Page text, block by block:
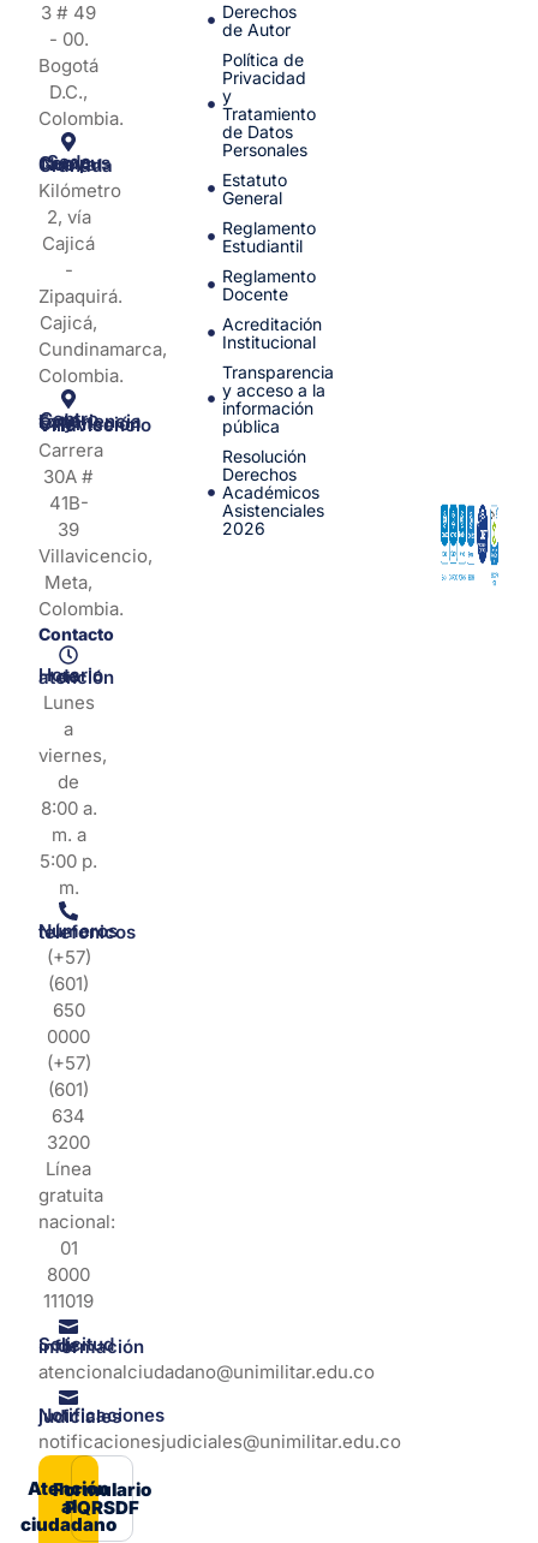
3 # 49
- 00.
Bogotá
D.C.,
Colombia.
Sede Campus Nueva Granada
Kilómetro
2, vía
Cajicá
-
Zipaquirá.
Cajicá,
Cundinamarca,
Colombia.
Centro de Experiencia y Orientación Villavicencio
Carrera
30A #
41B-
39
Villavicencio,
Meta,
Colombia.
Contacto
Horario de atención
Lunes
a
viernes,
de
8:00 a.
m. a
5:00 p.
m.
Números telefonicos
(+57)
(601)
650
0000
(+57)
(601)
634
3200
Línea
gratuita
nacional:
01
8000
111019
Solicitud de información
atencionalciudadano@unimilitar.edu.co
Notificaciones judiciales
notificacionesjudiciales@unimilitar.edu.co
Atención
al
ciudadano
Formulario
PQRSDF
Derechos
de Autor
Política de
Privacidad
y
Tratamiento
de Datos
Personales
Estatuto
General
Reglamento
Estudiantil
Reglamento
Docente
Acreditación
Institucional
Transparencia
y acceso a la
información
pública
Resolución
Derechos
Académicos
Asistenciales
2026